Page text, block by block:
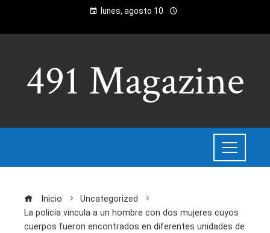
lunes, agosto 10
Inicio
Uncategorized
La policía vincula a un hombre con dos mujeres cuyos
cuerpos fueron encontrados en diferentes unidades de